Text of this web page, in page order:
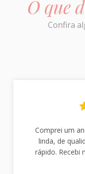
O que
Confira
Comprei um
linda, de
rápido. Recebi